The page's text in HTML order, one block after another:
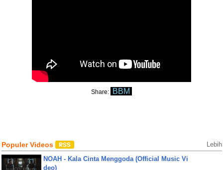
Share: BBM
Populer Videos Lebih
NOAH - Kala Cinta Menggoda (Official Music Vi
deo)